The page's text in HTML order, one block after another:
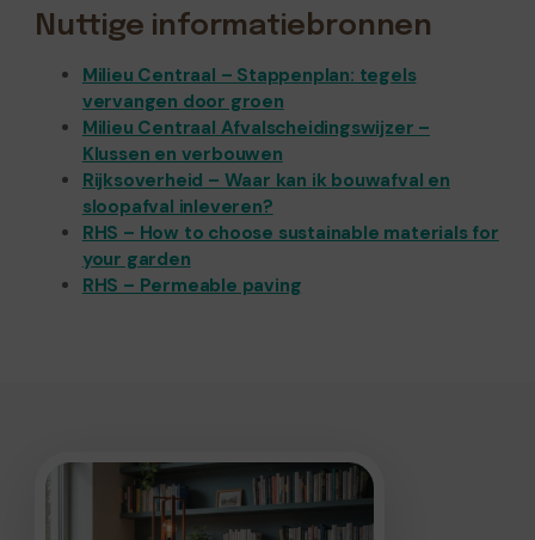
Nuttige informatiebronnen
Milieu Centraal – Stappenplan: tegels
vervangen door groen
Milieu Centraal Afvalscheidingswijzer –
Klussen en verbouwen
Rijksoverheid – Waar kan ik bouwafval en
sloopafval inleveren?
RHS – How to choose sustainable materials for
your garden
RHS – Permeable paving